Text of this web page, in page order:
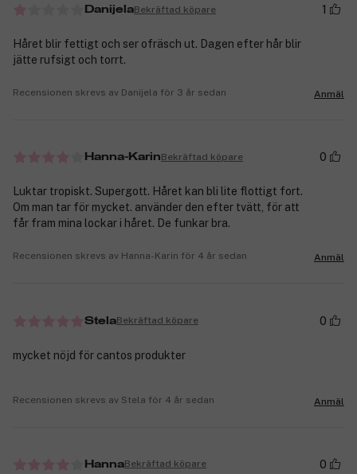
DanijelaBekräftad köpare 1
Håret blir fettigt och ser ofräsch ut. Dagen efter hår blir
jätte rufsigt och torrt.
Recensionen skrevs av Danijela för 3 år sedan Anmäl
Hanna-KarinBekräftad köpare 0
Luktar tropiskt. Supergott. Håret kan bli lite flottigt fort.
Om man tar för mycket. använder den efter tvätt, för att
får fram mina lockar i håret. De funkar bra.
Recensionen skrevs av Hanna-Karin för 4 år sedan Anmäl
StelaBekräftad köpare 0
mycket nöjd för cantos produkter
Recensionen skrevs av Stela för 4 år sedan Anmäl
HannaBekräftad köpare 0